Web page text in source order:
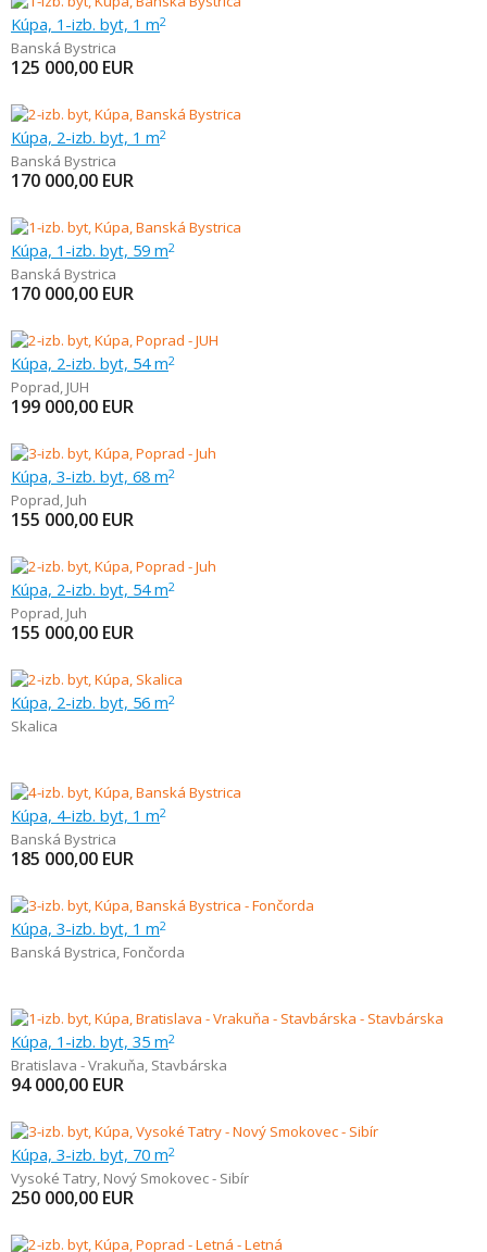
Kúpa, 1-izb. byt, 1 m2
Banská Bystrica
125 000,00 EUR
Kúpa, 2-izb. byt, 1 m2
Banská Bystrica
170 000,00 EUR
Kúpa, 1-izb. byt, 59 m2
Banská Bystrica
170 000,00 EUR
Kúpa, 2-izb. byt, 54 m2
Poprad, JUH
199 000,00 EUR
Kúpa, 3-izb. byt, 68 m2
Poprad, Juh
155 000,00 EUR
Kúpa, 2-izb. byt, 54 m2
Poprad, Juh
155 000,00 EUR
Kúpa, 2-izb. byt, 56 m2
Skalica
Kúpa, 4-izb. byt, 1 m2
Banská Bystrica
185 000,00 EUR
Kúpa, 3-izb. byt, 1 m2
Banská Bystrica, Fončorda
Kúpa, 1-izb. byt, 35 m2
Bratislava - Vrakuňa, Stavbárska
94 000,00 EUR
Kúpa, 3-izb. byt, 70 m2
Vysoké Tatry, Nový Smokovec - Sibír
250 000,00 EUR